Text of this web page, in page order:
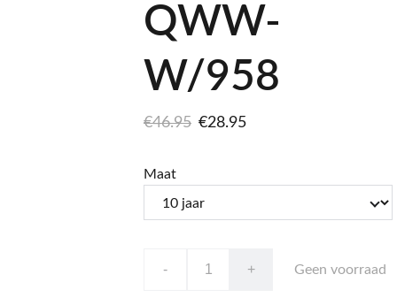
QWW-
W/958
€46.95 €28.95
Maat
- + Geen voorraad